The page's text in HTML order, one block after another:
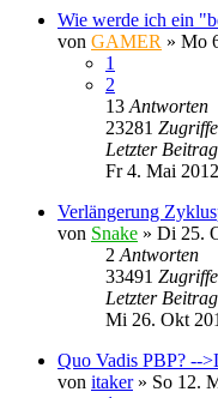
Wie werde ich ein
von GAMER » Mo
1
2
13 Antworten
23281 Zugriffe
Letzter Beitrag
Fr 4. Mai
Verlängerung
von Snake » Di 25.
2 Antworten
33491 Zugriffe
Letzter Beitrag
Mi 26. Okt
Quo Vadis PBP? --
von itaker» So 12.